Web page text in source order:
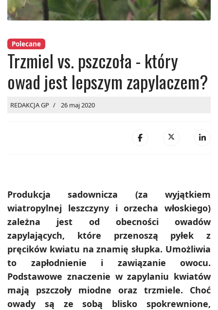
Polecane
Trzmiel vs. pszczoła - który
owad jest lepszym zapylaczem?
REDAKCJA GP 26 maj 2020
Produkcja sadownicza (za wyjątkiem
wiatropylnej leszczyny i orzecha włoskiego)
zależna jest od obecności owadów
zapylających, które przenoszą pyłek z
pręcików kwiatu na znamię słupka. Umożliwia
to zapłodnienie i zawiązanie owocu.
Podstawowe znaczenie w zapylaniu kwiatów
mają pszczoły miodne oraz trzmiele. Choć
owady są ze sobą blisko spokrewnione,